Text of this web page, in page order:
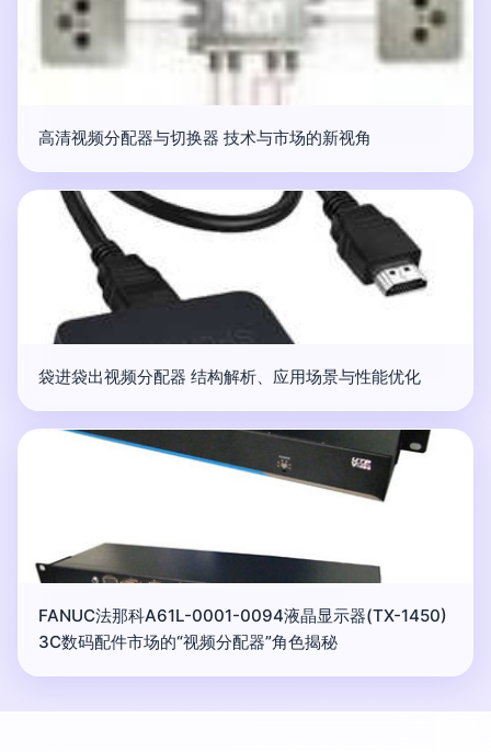
高清视频分配器与切换器 技术与市场的新视角
袋进袋出视频分配器 结构解析、应用场景与性能优化
FANUC法那科A61L-0001-0094液晶显示器(TX-1450)
3C数码配件市场的“视频分配器”角色揭秘